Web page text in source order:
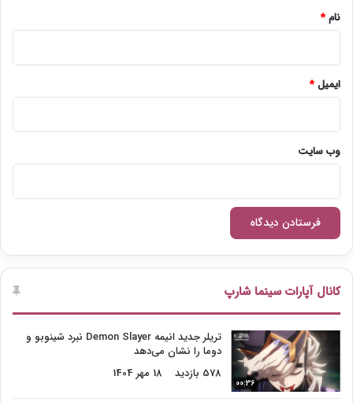
نام*
ایمیل*
وب‌ سایت
کانال آپارات سینما شارپ
00:36
تریلر جدید انیمه Demon Slayer نبرد شینوبو و
دوما را نشان می‌دهد
578 بازدید
18 مهر 1404